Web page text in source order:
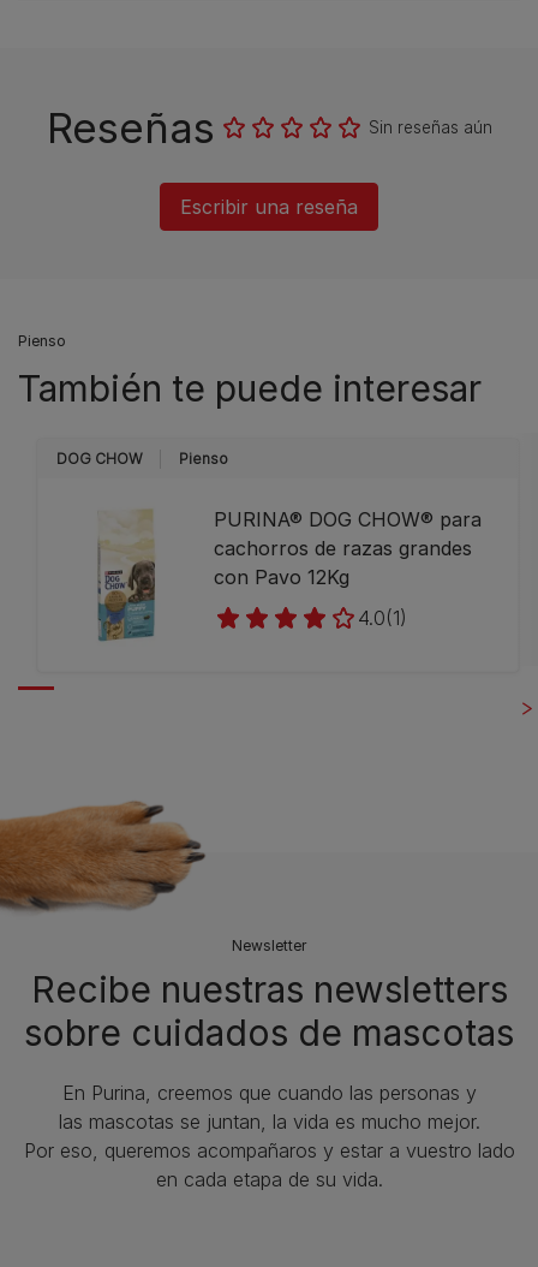
Reseñas Sin reseñas aún
Escribir una reseña
Pienso
También te puede interesar
DOG CHOW Pienso
PURINA® DOG CHOW® para
cachorros de razas grandes
con Pavo 12Kg
4.0(1)
Newsletter
Recibe nuestras newsletters
sobre cuidados de mascotas​
En Purina, creemos que cuando las personas y
las mascotas se juntan, la vida es mucho mejor.
Por eso, queremos acompañaros y estar a vuestro lado
en cada etapa de su vida.​